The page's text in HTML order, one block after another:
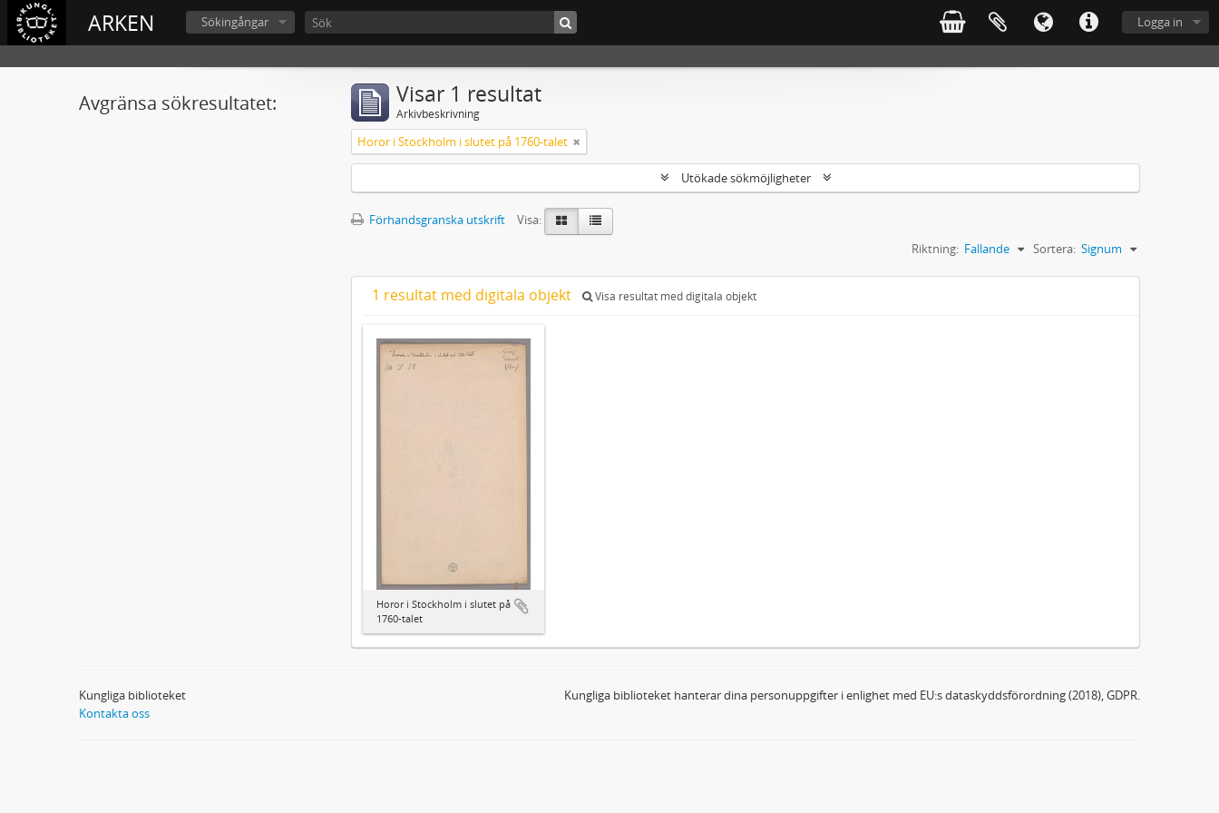
ARKEN Logga in
Sökingångar
Avgränsa sökresultatet: Visar 1 resultat
Arkivbeskrivning
Horor i Stockholm i slutet på 1760-talet
Utökade sökmöjligheter
Förhandsgranska utskrift
Visa:
Sortera: Signum
Riktning: Fallande
1 resultat med digitala objekt Visa resultat med digitala objekt
Horor i Stockholm i slutet på
1760-talet
Kungliga biblioteket
Kontakta oss
Kungliga biblioteket hanterar dina personuppgifter i enlighet med EU:s dataskyddsförordning (2018), GDPR.